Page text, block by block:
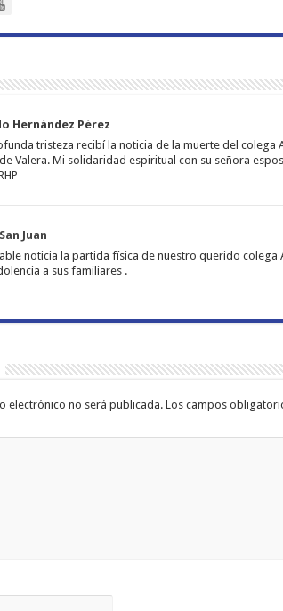
Hernández Pérez
tristeza recibí la noticia de la muerte del colega
Valera. Mi solidaridad espiritual con su señora
Juan
noticia la partida física de nuestro querido colega
a sus familiares .
electrónico no será publicada. Los campos